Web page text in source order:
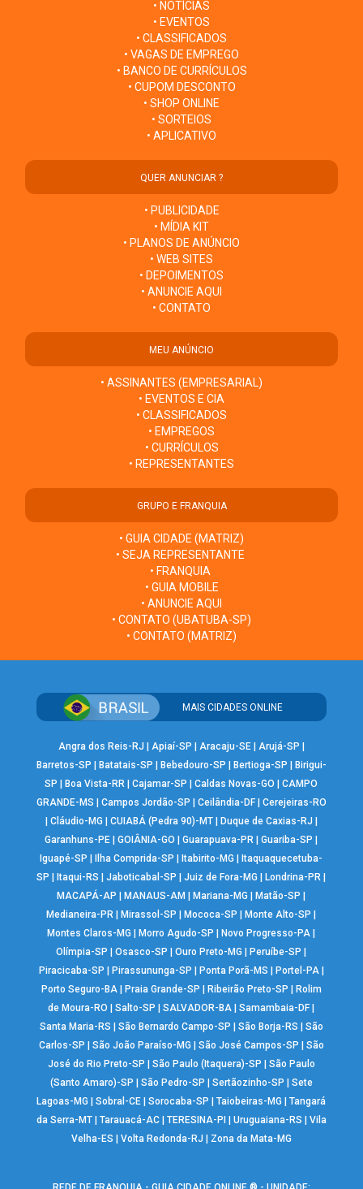
• NOTÍCIAS
• EVENTOS
• CLASSIFICADOS
• VAGAS DE EMPREGO
• BANCO DE CURRÍCULOS
• CUPOM DESCONTO
• SHOP ONLINE
• SORTEIOS
• APLICATIVO
QUER ANUNCIAR ?
• PUBLICIDADE
• MÍDIA KIT
• PLANOS DE ANÚNCIO
• WEB SITES
• DEPOIMENTOS
• ANUNCIE AQUI
• CONTATO
MEU ANÚNCIO
• ASSINANTES (EMPRESARIAL)
• EVENTOS E CIA
• CLASSIFICADOS
• EMPREGOS
• CURRÍCULOS
• REPRESENTANTES
GRUPO E FRANQUIA
• GUIA CIDADE (MATRIZ)
• SEJA REPRESENTANTE
• FRANQUIA
• GUIA MOBILE
• ANUNCIE AQUI
• CONTATO (UBATUBA-SP)
• CONTATO (MATRIZ)
MAIS CIDADES ONLINE
Angra dos Reis-RJ | Apiaí-SP | Aracaju-SE| Arujá-SP |
Barretos-SP | Batatais-SP | Bebedouro-SP | Bertioga-SP | Birigui-
SP |Boa Vista-RR |Cajamar-SP |Caldas Novas-GO |CAMPO
GRANDE-MS | Campos Jordão-SP | Ceilândia-DF| Cerejeiras-RO
| Cláudio-MG | CUIABÁ (Pedra 90)-MT| Duque de Caxias-RJ |
Garanhuns-PE |GOIÂNIA-GO |Guarapuava-PR |Guariba-SP |
Iguapé-SP |Ilha Comprida-SP |Itabirito-MG |Itaquaquecetuba-
SP |Itaqui-RS |Jaboticabal-SP |Juiz de Fora-MG |Londrina-PR |
MACAPÁ-AP |MANAUS-AM |Mariana-MG |Matão-SP |
Medianeira-PR |Mirassol-SP |Mococa-SP |Monte Alto-SP |
Montes Claros-MG |Morro Agudo-SP |Novo Progresso-PA |
Olímpia-SP |Osasco-SP |Ouro Preto-MG |Peruíbe-SP |
Piracicaba-SP | Pirassununga-SP | Ponta Porã-MS | Portel-PA|
Porto Seguro-BA| Praia Grande-SP | Ribeirão Preto-SP | Rolim
de Moura-RO |Salto-SP |SALVADOR-BA |Samambaia-DF |
Santa Maria-RS | São Bernardo Campo-SP | São Borja-RS | São
Carlos-SP | São João Paraíso-MG | São José Campos-SP | São
José do Rio Preto-SP | São Paulo (Itaquera)-SP | São Paulo
(Santo Amaro)-SP | São Pedro-SP | Sertãozinho-SP | Sete
Lagoas-MG |Sobral-CE |Sorocaba-SP |Taiobeiras-MG |Tangará
da Serra-MT| Tarauacá-AC| TERESINA-PI | Uruguaiana-RS | Vila
Velha-ES | Volta Redonda-RJ | Zona da Mata-MG